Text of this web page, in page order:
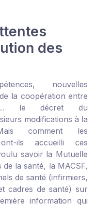
des
nouvelles
la coopération entre
le décret du
modifications à la
comment les
ils accueilli ces
savoir la Mutuelle
de la santé, la MACSF,
de santé (infirmiers,
cadres de santé) sur
information qui